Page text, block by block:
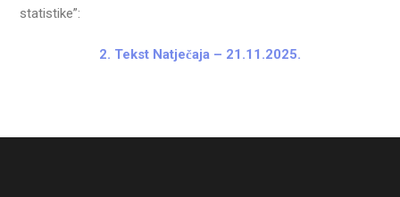
statistike”:
2. Tekst Natječaja – 21.11.2025.